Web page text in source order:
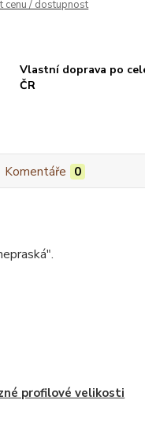
cenu / dostupnost
Vlastní doprava po
ČR
Komentáře 0
profilové velikosti